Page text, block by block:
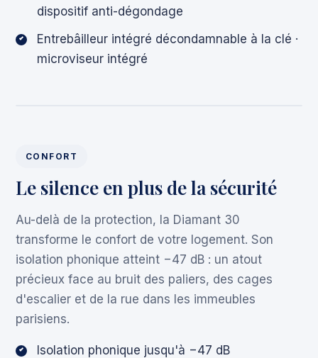
dispositif anti-dégondage
Entrebâilleur intégré décondamnable à la clé ·
microviseur intégré
CONFORT
Le silence en plus de la sécurité
Au-delà de la protection, la Diamant 30
transforme le confort de votre logement. Son
isolation phonique atteint −47 dB : un atout
précieux face au bruit des paliers, des cages
d'escalier et de la rue dans les immeubles
parisiens.
Isolation phonique jusqu'à −47 dB